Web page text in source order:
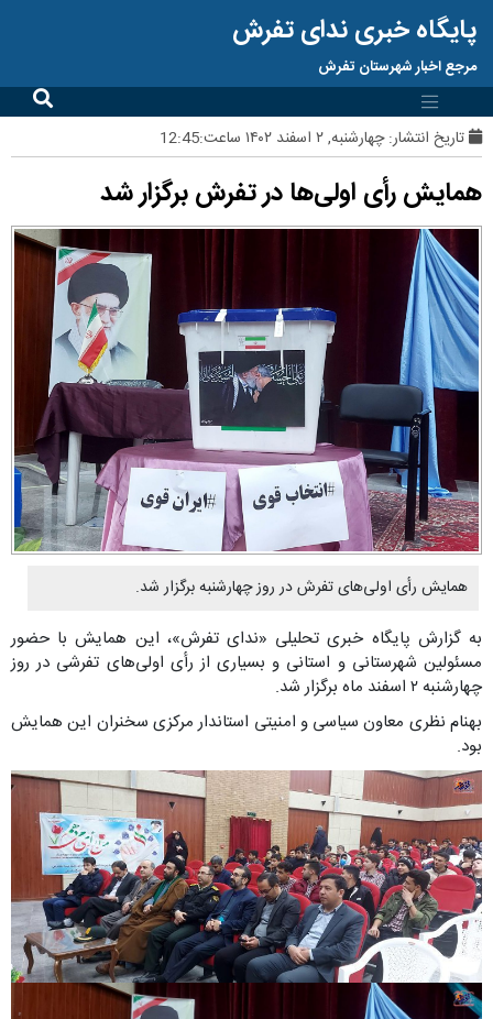
پایگاه خبری ندای تفرش
مرجع اخبار شهرستان تفرش
تاریخ انتشار:چهارشنبه, ۲ اسفند ۱۴۰۲ ساعت:12:45
همایش رأی اولی‌ها در تفرش برگزار شد
همایش رأی اولی‌های تفرش در روز چهارشنبه برگزار شد.
به گزارش پایگاه خبری تحلیلی «ندای تفرش»، این همایش با حضور
مسئولین شهرستانی و استانی و بسیاری از رأی اولی‌های تفرشی در روز
چهارشنبه ۲ اسفند ماه برگزار شد.
بهنام نظری معاون سیاسی و امنیتی استاندار مرکزی سخنران این همایش
بود.